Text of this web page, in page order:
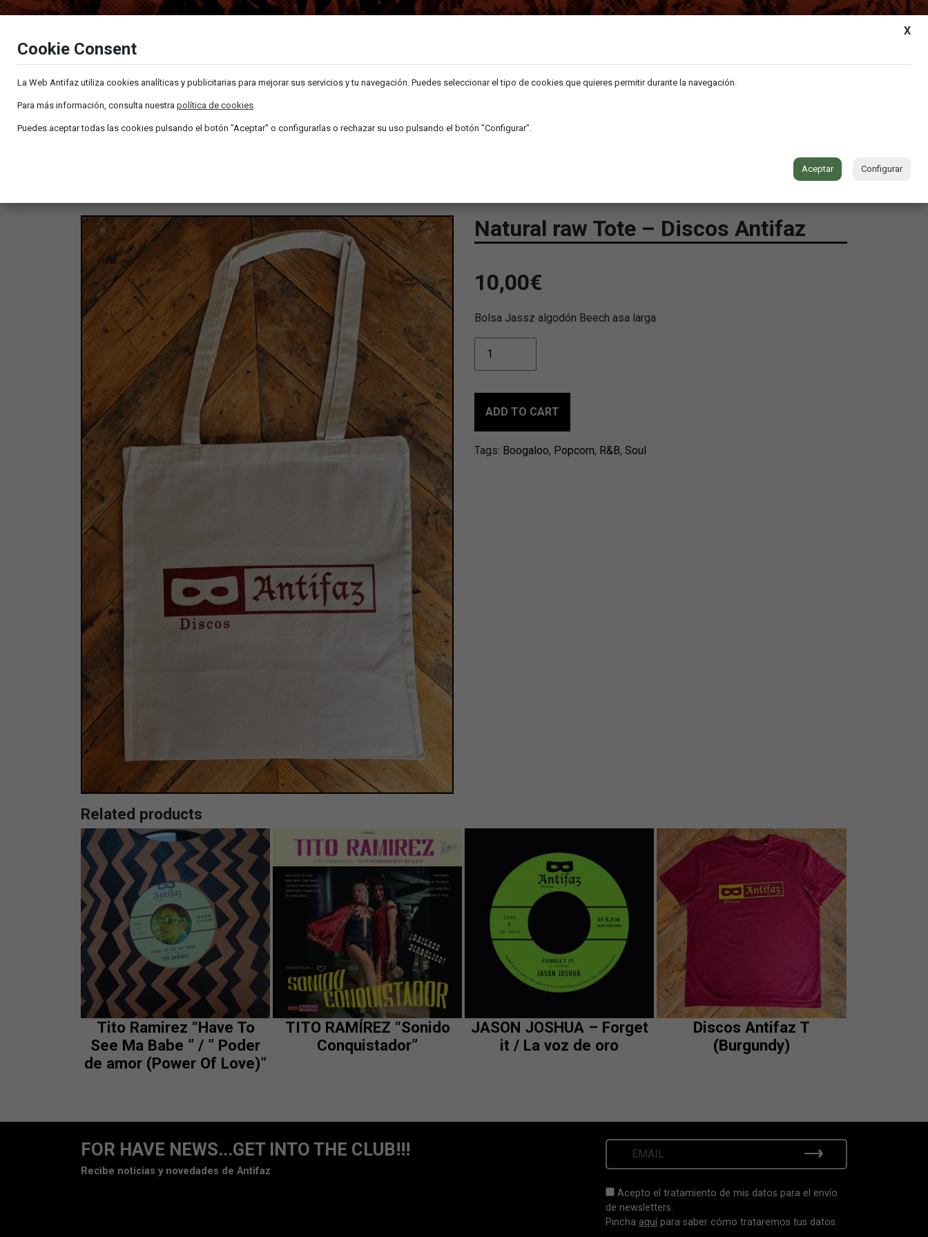
SHOP
Natural raw Tote – Discos Antifaz
10,00€
Bolsa Jassz algodón Beech asa larga
raw
-
Discos
quantity
ADD TO CART
Tags: Boogaloo, Popcorn, R&B, Soul
Related products
Tito Ramirez “Have To
See Ma Babe ” / ” Poder
de amor (Power Of Love)”
TITO RAMÍREZ “Sonido
Conquistador”
JASON JOSHUA – Forget
it / La voz de oro
Discos Antifaz T
(Burgundy)
options
be
chosen
FOR HAVE NEWS...GET INTO THE CLUB!!!
Recibe noticias y novedades de Antifaz
Acepto el tratamiento de mis datos para el envío
de newsletters.
Pincha aquí para saber cómo trataremos tus datos.
X
Cookie Consent
La Web Antifaz utiliza cookies analíticas y publicitarias para mejorar sus servicios y tu navegación. Puedes seleccionar el tipo de cookies que quieres permitir durante la navegación.
Para más información, consulta nuestra política de cookies.
Puedes aceptar todas las cookies pulsando el botón "Aceptar" o configurarlas o rechazar su uso pulsando el botón "Configurar".
Aceptar Configurar